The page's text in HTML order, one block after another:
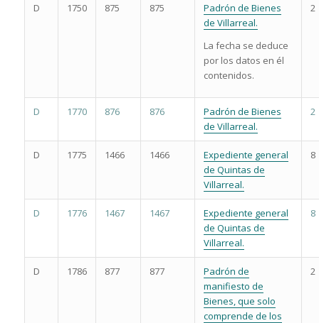
D 1750 875 875
Padrón de Bienes
de Villarreal.
La fecha se deduce
por los datos en él
contenidos.
2
D 1770 876 876
Padrón de Bienes
de Villarreal.
2
D 1775 1466 1466
Expediente general
de Quintas de
Villarreal.
8
D 1776 1467 1467
Expediente general
de Quintas de
Villarreal.
8
D 1786 877 877
Padrón de
manifiesto de
Bienes, que solo
comprende de los
2